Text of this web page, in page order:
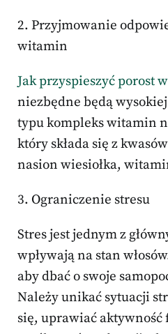
2. Przyjmowanie
witamin
Jak przyspieszyć porost
niezbędne będą
typu kompleks witamin
który składa się z
nasion wiesiołka,
3. Ograniczenie stresu
Stres jest jednym z
wpływają na stan
aby dbać o swoje
Należy unikać sytuacji
się, uprawiać aktywność